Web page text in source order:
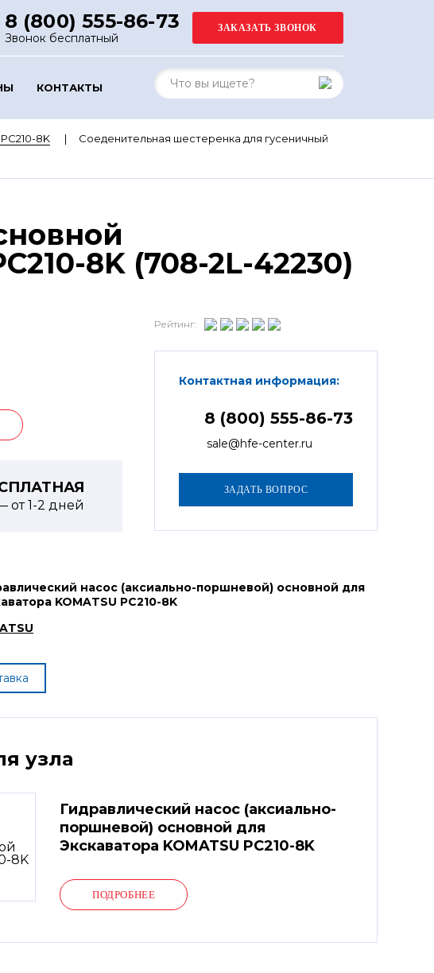
8 (800) 555-86-73
Звонок бесплатный
КОНТАКТЫ
8K
Соеденительная шестеренка для гусеничный
8K (708-2L-42230)
от1-2 дней
Рейтинг:
Контактная информация:
8 (800) 555-86-73
sale@hfe-center.ru
насос (аксиально-поршневой) основной для
KOMATSU PC210-8K
узла
Гидравлический насос (аксиально-
поршневой) основной для
Экскаватора KOMATSU PC210-8K
ПОДРОБНЕЕ